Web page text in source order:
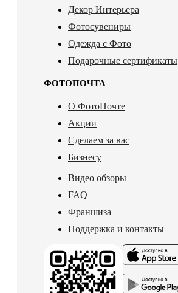
Декор Интерьера
Фотосувениры
Одежда с Фото
Подарочные сертификаты
ФОТОПОЧТА
О ФотоПочте
Акции
Сделаем за вас
Бизнесу
Видео обзоры
FAQ
Франшиза
Поддержка и контакты